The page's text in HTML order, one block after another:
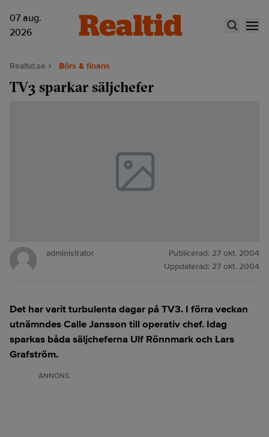
07 aug.
2026
Realtid.se Börs & finans
TV3 sparkar säljchefer
administrator Publicerad: 27 okt. 2004
Uppdaterad: 27 okt. 2004
Det har varit turbulenta dagar på TV3. I förra veckan
utnämndes Calle Jansson till operativ chef. Idag
sparkas båda säljcheferna Ulf Rönnmark och Lars
Grafström.
ANNONS